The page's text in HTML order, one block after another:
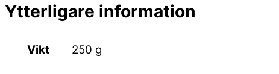
Ytterligare information
Vikt 250 g